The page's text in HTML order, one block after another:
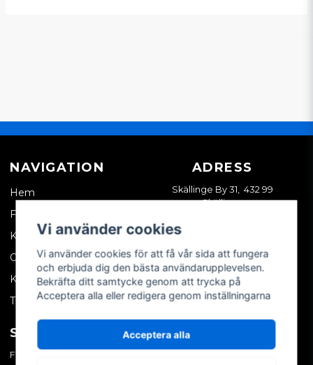
NAVIGATION
Hem
Företagskund
Kontakta oss
Om oss
Köpvillkor
Tips & trix
ADRESS
Skällinge By 31, 432 99
Skällinge
SOCIALA MEDIER
Facebook
MITT KONTO
Vi använder cookies
Vi använder cookies för att få vår sida att fungera
och erbjuda dig den bästa användarupplevelsen.
Bekräfta ditt samtycke genom att trycka på
Acceptera alla eller redigera genom inställningarna
Acceptera alla